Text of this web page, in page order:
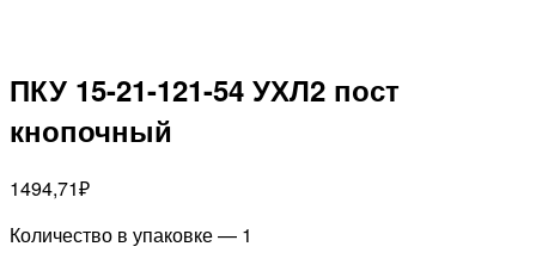
ПКУ 15-21-121-54 УХЛ2 пост
кнопочный
1494,71₽
Количество в упаковке — 1